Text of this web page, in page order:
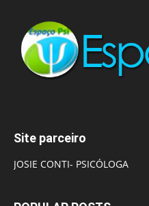
Site parceiro
JOSIE CONTI- PSICÓLOGA